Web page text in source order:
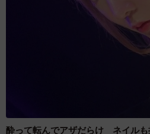
酔って転んでアザだらけ ネイル